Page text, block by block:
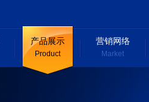
产品展示
Product
营销网络
Market